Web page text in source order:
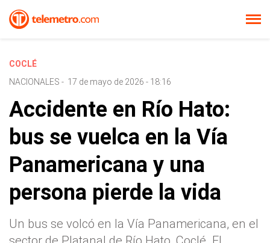
COCLÉ
NACIONALES - 17 de mayo de 2026 - 18:16
Accidente en Río Hato:
bus se vuelca en la Vía
Panamericana y una
persona pierde la vida
Un bus se volcó en la Vía Panamericana, en el